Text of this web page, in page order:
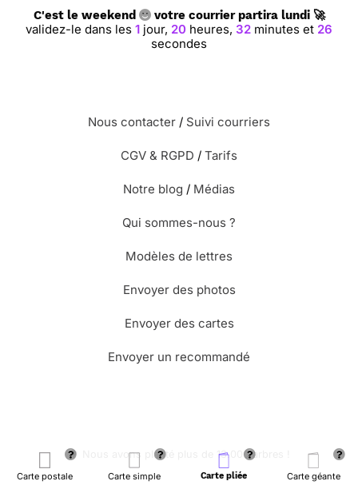
Carte postale Carte simple Carte pliée Carte géante
C'est le weekend votre courrier partira lundi 🚀
validez-le dans les1 jour, 20 heures,32 minutes et 25
secondes
Nous contacter / Suivi courriers
CGV & RGPD / Tarifs
Notre blog / Médias
Qui sommes-nous ?
Modèles de lettres
Envoyer des photos
Envoyer des cartes
Envoyer un recommandé
🌳 Nous avons planté plus de 13.000 arbres !